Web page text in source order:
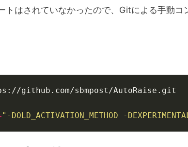
トはされていなかったので、Gitによる手動コ
"-DOLD_ACTIVATION_METHOD -